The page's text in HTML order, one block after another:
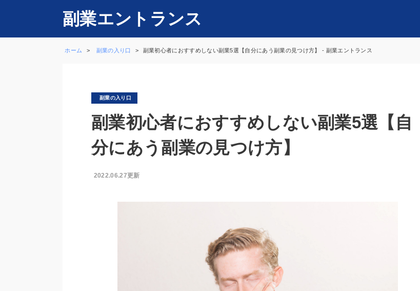
副業エントランス
ホーム 副業の入り口 副業初心者におすすめしない副業5選【自分にあう副業の見つけ方】 - 副業エントランス
副業の入り口
副業初心者におすすめしない副業5選【自
分にあう副業の見つけ方】
2022.06.27更新